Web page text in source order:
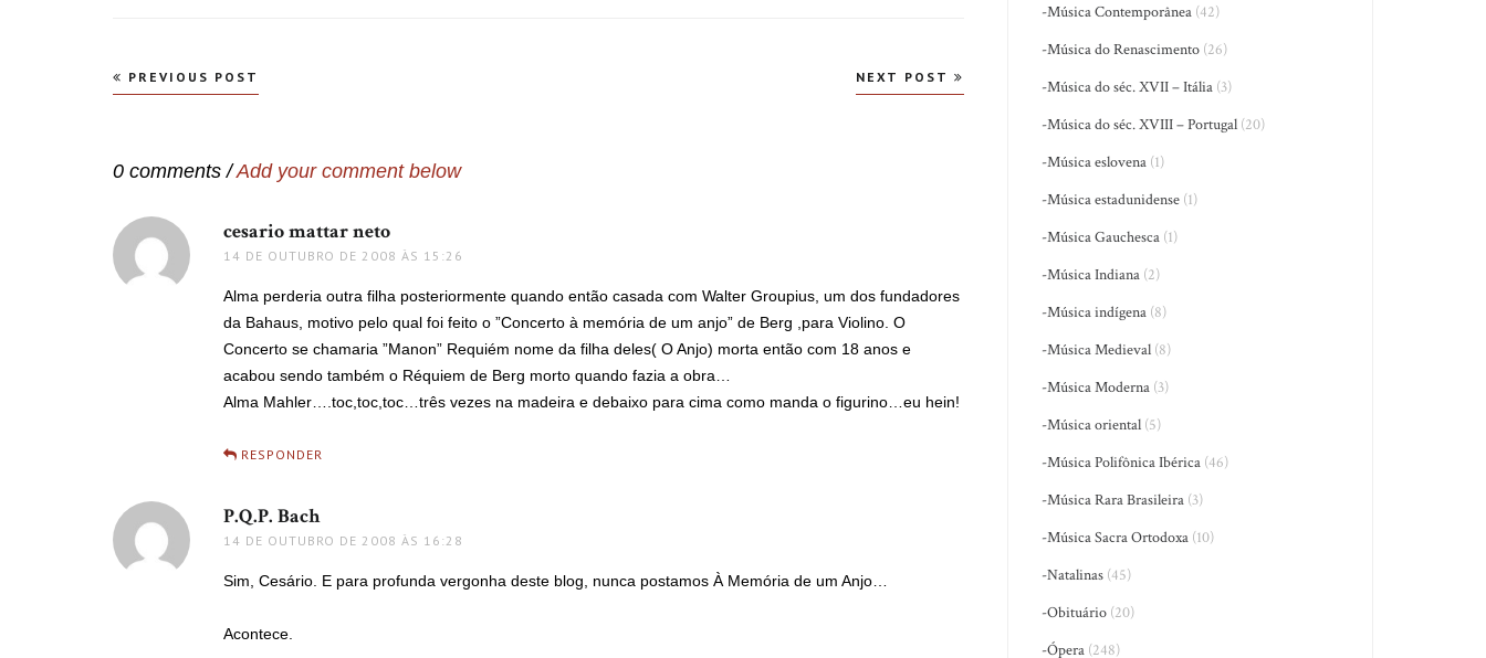
Navegação
PREVIOUS POST NEXT POST
0 comments /Add your comment below
cesario mattar neto
14 DE OUTUBRO DE 2008 ÀS 15:26
Alma perderia outra filha posteriormente quando então casada com Walter Groupius, um dos fundadores
da Bahaus, motivo pelo qual foi feito o ”Concerto à memória de um anjo” de Berg ,para Violino. O
Concerto se chamaria ”Manon” Requiém nome da filha deles( O Anjo) morta então com 18 anos e
acabou sendo também o Réquiem de Berg morto quando fazia a obra…
Alma Mahler….toc,toc,toc…três vezes na madeira e debaixo para cima como manda o figurino…eu hein!
RESPONDER
P.Q.P. Bachdisse:
14 DE OUTUBRO DE 2008 ÀS 16:28
Sim, Cesário. E para profunda vergonha deste blog, nunca postamos À Memória de um Anjo…
Acontece.
-Música Contemporânea (42)
-Música do Renascimento (26)
-Música do séc. XVII – Itália (3)
-Música do séc. XVIII – Portugal (20)
-Música eslovena (1)
-Música estadunidense (1)
-Música Gauchesca (1)
-Música Indiana (2)
-Música indígena (8)
-Música Medieval (8)
-Música Moderna (3)
-Música oriental (5)
-Música Polifônica Ibérica (46)
-Música Rara Brasileira (3)
-Música Sacra Ortodoxa (10)
-Natalinas (45)
-Obituário (20)
-Ópera (248)